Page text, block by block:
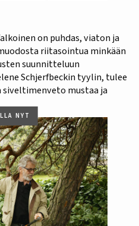
on puhdas, viaton ja
riitasointua minkään
suunnitteluun
Schjerfbeckin tyylin, tulee
siveltimenveto mustaa ja
NYT